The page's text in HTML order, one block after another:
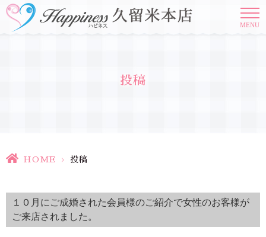
MENU
投稿
HOME > 投稿
１０月にご成婚された会員様のご紹介で女性のお客様が
ご来店されました。